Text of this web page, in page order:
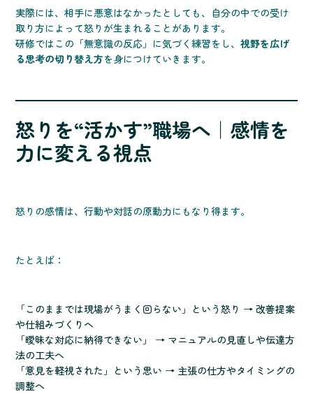
実際には、相手に悪意はなかったとしても、自分の中での受け
取り方によって怒りが生まれることがあります。
研修ではこの「無意識の反応」に気づく練習をし、視野を広げ
る思考の切り替え方を身につけていきます。
怒りを“活かす”職場へ｜感情を
力に変える視点
怒りの感情は、行動や対話の原動力にもなり得ます。
たとえば：
「このままでは現場がうまく回らない」という怒り → 改善提案
や仕組みづくりへ
「曖昧な対応に納得できない」 → マニュアルの見直しや伝達方
法の工夫へ
「意見を軽視された」という思い → 主張の仕方やタイミングの
調整へ